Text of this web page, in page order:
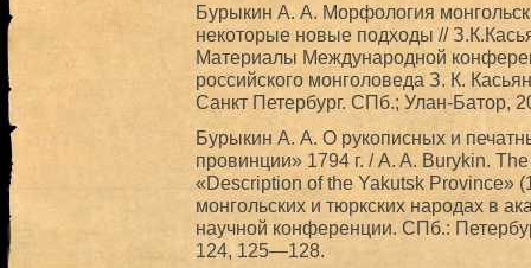
Бурыкин А. А. Морфология
некоторые новые подходы //
Материалы Международной
российского монголоведа З. К.
Санкт Петербург. СПб.; Улан-Батор,
Бурыкин А. А. О рукописных и
провинции» 1794 г. / A. A. Burykin.
«Description of the Yakutsk Province»
монгольских и тюркских народах в
научной конференции. СПб.:
124, 125—128.